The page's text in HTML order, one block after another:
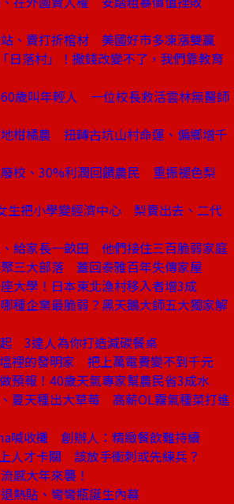
、賣打折棺材 美國好市多凍漲雙贏
日落村」！撒錢改變不了，我們靠教育
歲叫年輕人 一位校長救活雲林無醫師
柑橘農 扭轉古坑山村命運、偏鄉增千
校、30%利潤回饋農民 重振褪色梨
生把小學變經濟中心 梨賣出去、二代
給家長一畝田 他們接住三百脆弱家庭
三大部落 蓋回泰雅百年失傳家屋
大學！日本東北漁村移入者增3成
種企業最脆弱？黑天鵝大師五大獨家解
3達人為你打造減碳餐桌
裡的發明家 把上萬電費變不到千元
預報！40歲天氣專家幫農民省3成水
夏天種出大草莓 高薪OL霧氣種菜打進
喊收攤 創辦人：精緻餐飲難持續
人才卡關 該放手衝刺或先練兵？
感大年來襲！
熱貼、彎彎瓶誕生內幕